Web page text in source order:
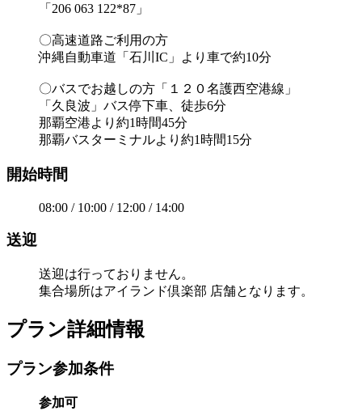
「206 063 122*87」
〇高速道路ご利用の方
沖縄自動車道「石川IC」より車で約10分
〇バスでお越しの方「１２０名護西空港線」
「久良波」バス停下車、徒歩6分
那覇空港より約1時間45分
那覇バスターミナルより約1時間15分
開始時間
08:00 / 10:00 / 12:00 / 14:00
送迎
送迎は行っておりません。
集合場所はアイランド倶楽部 店舗となります。
プラン詳細情報
プラン参加条件
参加可